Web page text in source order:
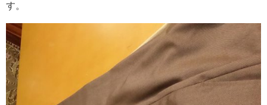
す。